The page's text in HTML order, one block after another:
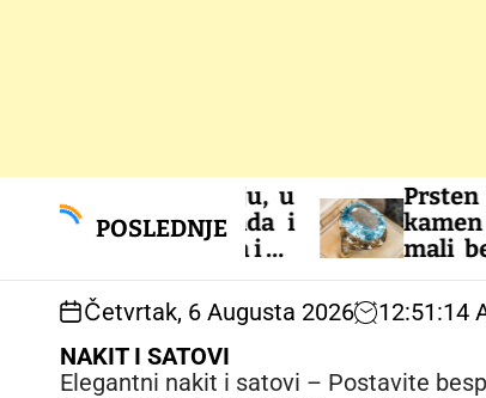
POSLEDNJE
komada i
imamo i
nudimo
tel za
Prsten pozlata
kamen plavi
mali beli
veličina, jako
moderan
naručivanje
Četvrtak, 6 Augusta 2026 12:51:15
NAKIT I SATOVI
Elegantni nakit i satovi – Postavite